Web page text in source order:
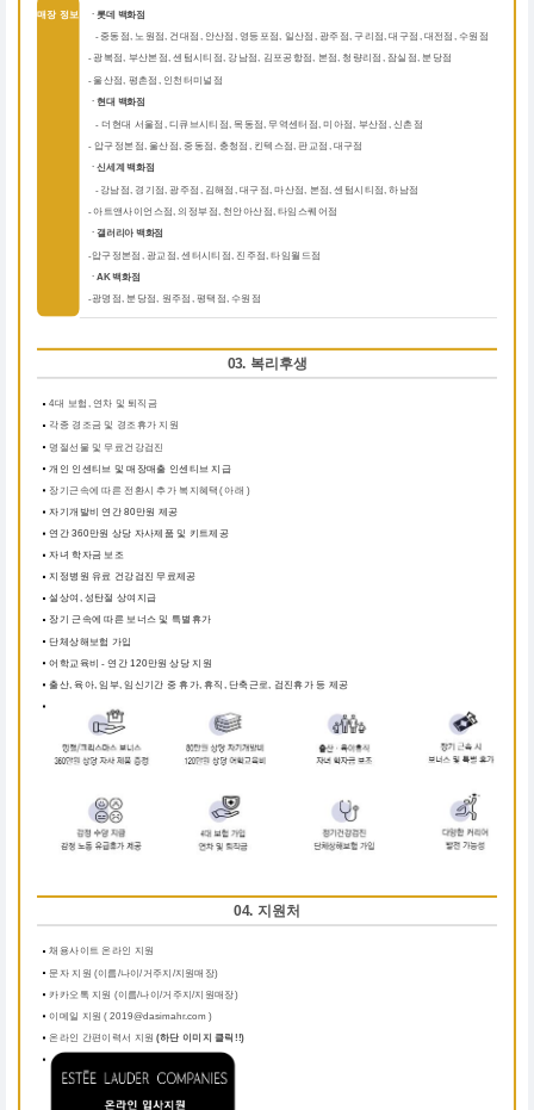
매장 정보 ㆍ롯데 백화점
-중동점, 노원점, 건대점, 안산점, 영등포점, 일산점, 광주점, 구리점, 대구점, 대전점, 수원점
-광복점, 부산본점, 센텀시티점, 강남점, 김포공항점, 본점, 청량리점, 잠실점, 분당점
-울산점, 평촌점, 인천터미널점
ㆍ현대 백화점
더현대 서울점, 디큐브시티점, 목동점, 무역센터점, 미아점, 부산점, 신촌점
- 압구정본점, 울산점, 중동점, 충청점, 킨텍스점, 판교점, 대구점
ㆍ신세계 백화점
강남점, 경기점, 광주점, 김해점, 대구점, 마산점, 본점, 센텀시티점, 하남점
-아트앤사이언스점, 의정부점, 천안아산점, 타임스퀘어점
ㆍ갤러리아 백화점
-압구정본점, 광교점, 센터시티점, 진주점, 타임월드점
ㆍAK 백화점
-광명점, 분당점, 원주점, 평택점, 수원점
03. 복리후생
4대 보험, 연차 및 퇴직금
각종 경조금 및 경조휴가 지원
명절선물 및 무료건강검진
개인 인센티브 및 매장매출 인센티브 지급
장기근속에 따른 전환시 추가 복지혜택( 아래 )
자기개발비 연간 80만원 제공
연간 360만원 상당 자사제품 및 키트제공
자녀 학자금 보조
지정병원 유료 건강검진 무료제공
설상여, 성탄절 상여지급
장기 근속에 따른 보너스 및 특별휴가
단체상해보험 가입
어학교육비 - 연간 120만원 상당 지원
출산, 육아, 임부, 임신기간 중 휴가, 휴직, 단축근로, 검진휴가 등 제공
04. 지원처
채용사이트 온라인 지원
문자 지원 (이름/나이/거주지/지원매장)
카카오톡 지원 (이름/나이/거주지/지원매장)
이메일 지원 ( 2019@dasimahr.com )
온라인 간편이력서 지원 (하단 이미지 클릭!!)